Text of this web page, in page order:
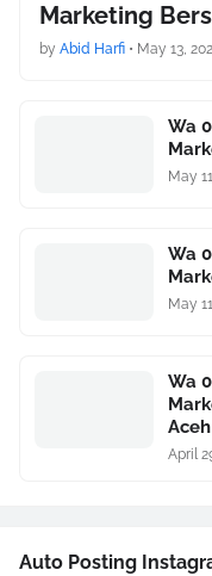
Marketing
by Abid Harfi • May 13,
Wa
May
Wa
May
Wa
Aceh
April
Auto Posting